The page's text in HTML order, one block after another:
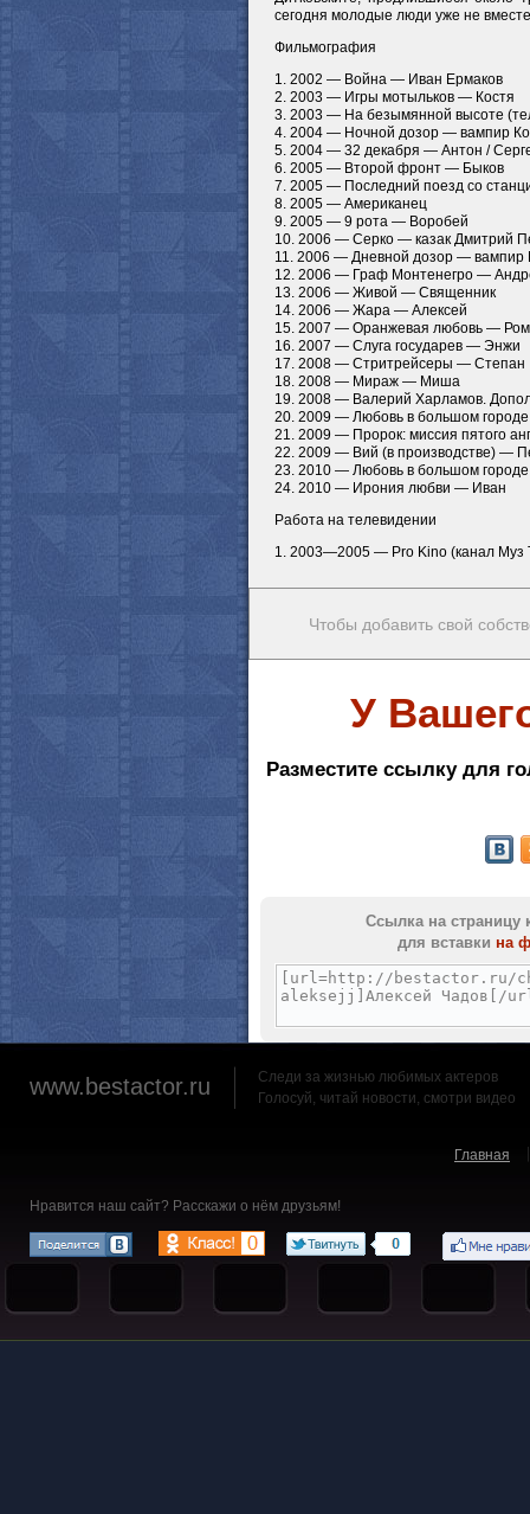
сегодня молодые люди уже не
Фильмография
1. 2002 — Война — Иван Ермаков
2. 2003 — Игры мотыльков — Костя
3. 2003 — На безымянной высоте
4. 2004 — Ночной дозор — вампир
5. 2004 — 32 декабря — Антон /
6. 2005 — Второй фронт — Быков
7. 2005 — Последний поезд со
8. 2005 — Американец
9. 2005 — 9 рота — Воробей
10. 2006 — Серко — казак Дмитрий
11. 2006 — Дневной дозор — вампир
12. 2006 — Граф Монтенегро —
13. 2006 — Живой — Священник
14. 2006 — Жара — Алексей
15. 2007 — Оранжевая любовь —
16. 2007 — Слуга государев — Энжи
17. 2008 — Стритрейсеры — Степан
18. 2008 — Мираж — Миша
19. 2008 — Валерий Харламов.
20. 2009 — Любовь в большом
21. 2009 — Пророк: миссия пятого
22. 2009 — Вий (в производстве) —
23. 2010 — Любовь в большом
24. 2010 — Ирония любви — Иван
Работа на телевидении
1. 2003—2005 — Pro Kino (канал Муз
Чтобы добавить свой
У
Разместите ссылку для
Ссылка на страницу
для вставки на
www.bestactor.ru
Следи за жизнью любимых актеров
Голосуй, читай новости, смотри видео
Главная
Нравится наш сайт? Расскажи о нём друзьям!